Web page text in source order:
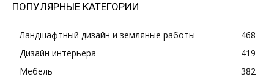
ПОПУЛЯРНЫЕ КАТЕГОРИИ
Ландшафтный дизайн и земляные работы
468
Дизайн интерьера
419
Мебель
382